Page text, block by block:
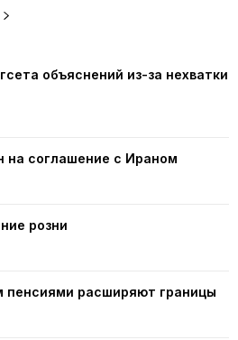
объяснений из-за нехватки
на соглашение с Ираном
розни
расширяют границы